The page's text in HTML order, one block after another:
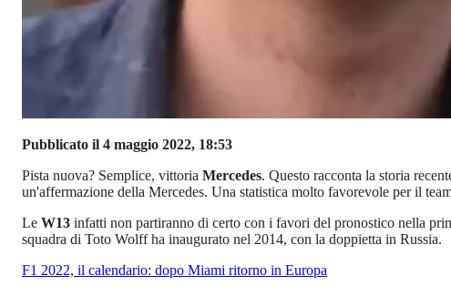
Pubblicato il 4 maggio 2022, 18:53
Pista nuova? Semplice, vittoria Mercedes. Questo racconta la storia
un'affermazione della Mercedes. Una statistica molto favorevole per il
Le W13 infatti non partiranno di certo con i favori del pronostico nella
squadra di Toto Wolff ha inaugurato nel 2014, con la doppietta in Russia.
F1 2022, il calendario: dopo Miami ritorno in Europa